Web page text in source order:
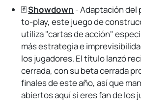
🃏Showdown - Adaptación del
to-play, este juego de
utiliza "cartas de acción"
más estrategia e
los jugadores. El título lanzó
cerrada, con su beta cerrada
finales de este año, así que
abiertos aquí si eres fan de los